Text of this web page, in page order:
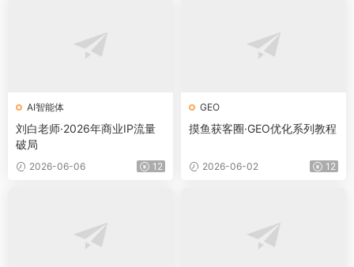
AI智能体
刘白老师·2026年商业IP流量
破局
2026-06-06 12
GEO
摸鱼获客圈·GEO优化系列教程
2026-06-02 12